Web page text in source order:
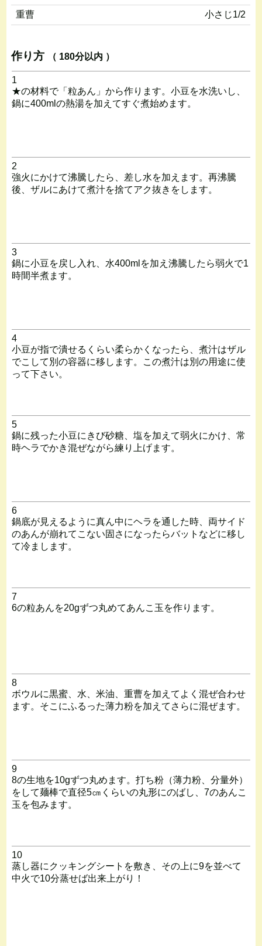
重曹
小さじ1/2
作り方 （ 180分以内 ）
1
★の材料で「粒あん」から作ります。小豆を水洗いし、
鍋に400mlの熱湯を加えてすぐ煮始めます。
2
強火にかけて沸騰したら、差し水を加えます。再沸騰
後、ザルにあけて煮汁を捨てアク抜きをします。
3
鍋に小豆を戻し入れ、水400mlを加え沸騰したら弱火で1
時間半煮ます。
4
小豆が指で潰せるくらい柔らかくなったら、煮汁はザル
でこして別の容器に移します。この煮汁は別の用途に使
って下さい。
5
鍋に残った小豆にきび砂糖、塩を加えて弱火にかけ、常
時ヘラでかき混ぜながら練り上げます。
6
鍋底が見えるように真ん中にヘラを通した時、両サイド
のあんが崩れてこない固さになったらバットなどに移し
て冷まします。
7
6の粒あんを20gずつ丸めてあんこ玉を作ります。
8
ボウルに黒蜜、水、米油、重曹を加えてよく混ぜ合わせ
ます。そこにふるった薄力粉を加えてさらに混ぜます。
9
8の生地を10gずつ丸めます。打ち粉（薄力粉、分量外）
をして麺棒で直径5㎝くらいの丸形にのばし、7のあんこ
玉を包みます。
10
蒸し器にクッキングシートを敷き、その上に9を並べて
中火で10分蒸せば出来上がり！